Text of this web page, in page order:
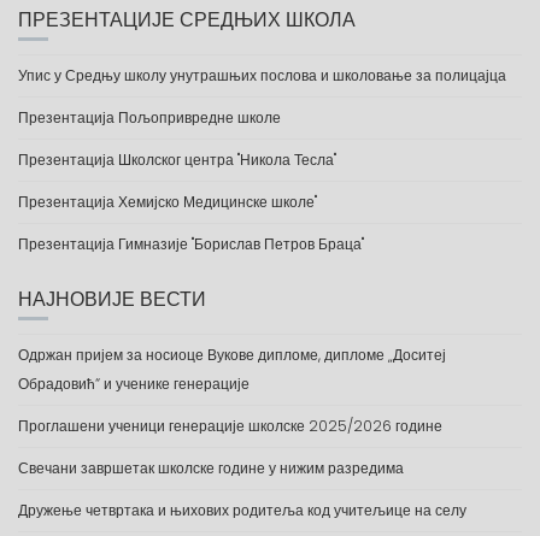
ПРЕЗЕНТАЦИЈЕ СРЕДЊИХ ШКОЛА
Упис у Средњу школу унутрашњих послова и школовање за полицајца
Презентација Пољопривредне школе
Презентација Школског центра "Никола Тесла"
Презентација Хемијско Медицинске школе"
Презентација Гимназије "Борислав Петров Браца"
НАЈНОВИЈЕ ВЕСТИ
Одржан пријем за носиоце Вукове дипломе, дипломе „Доситеј
Обрадовић“ и ученике генерације
Проглашени ученици генерације школске 2025/2026 године
Свечани завршетак школске године у нижим разредима
Дружење четвртака и њихових родитеља код учитељице на селу